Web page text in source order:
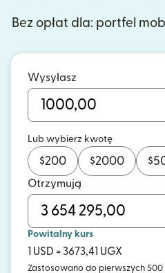
Bez opłat dla: portfel
Wysyłasz
Lub wybierz kwotę
$200 $2000 $
Otrzymują
Powitalny kurs
1 USD = 3673,41 UGX
Zastosowano do pierwszych 500